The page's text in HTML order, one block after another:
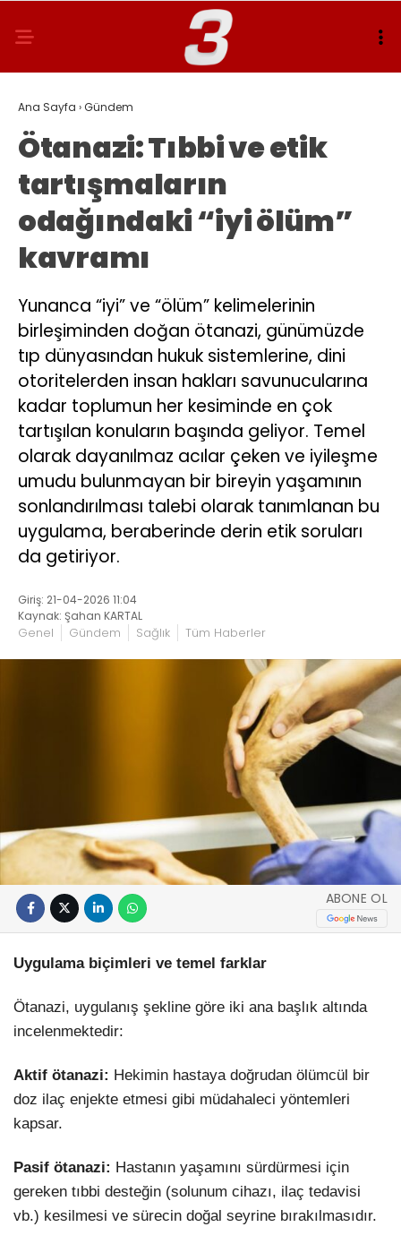
Ana Sayfa ›Gündem
Ötanazi: Tıbbi ve etik
tartışmaların
odağındaki “iyi ölüm”
kavramı
Yunanca “iyi” ve “ölüm” kelimelerinin
birleşiminden doğan ötanazi, günümüzde
tıp dünyasından hukuk sistemlerine, dini
otoritelerden insan hakları savunucularına
kadar toplumun her kesiminde en çok
tartışılan konuların başında geliyor. Temel
olarak dayanılmaz acılar çeken ve iyileşme
umudu bulunmayan bir bireyin yaşamının
sonlandırılması talebi olarak tanımlanan bu
uygulama, beraberinde derin etik soruları
da getiriyor.
Giriş: 21-04-2026 11:04
Kaynak: Şahan KARTAL
Genel Gündem Sağlık Tüm Haberler
ABONE OL
Uygulama biçimleri ve temel farklar
Ötanazi, uygulanış şekline göre iki ana başlık altında
incelenmektedir:
Aktif ötanazi: Hekimin hastaya doğrudan ölümcül bir
doz ilaç enjekte etmesi gibi müdahaleci yöntemleri
kapsar.
Pasif ötanazi: Hastanın yaşamını sürdürmesi için
gereken tıbbi desteğin (solunum cihazı, ilaç tedavisi
vb.) kesilmesi ve sürecin doğal seyrine bırakılmasıdır.